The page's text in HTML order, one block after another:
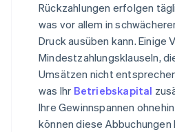
Rückzahlungen erfolgen
was vor allem in
Druck ausüben kann. Einige
Mindestzahlungsklauseln,
Umsätzen nicht
was Ihr Betriebskapital
Ihre Gewinnspannen
können diese Abbuchungen